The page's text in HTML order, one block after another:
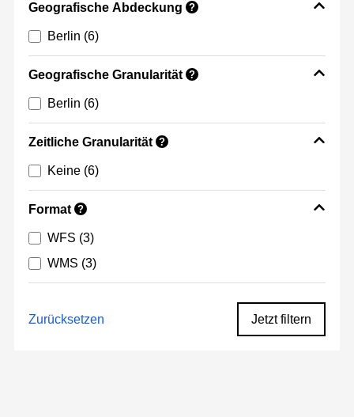
Geografische Abdeckung ?
Berlin (6)
Geografische Granularität ?
Berlin (6)
Zeitliche Granularität ?
Keine (6)
Format ?
WFS (3)
WMS (3)
Zurücksetzen Jetzt filtern